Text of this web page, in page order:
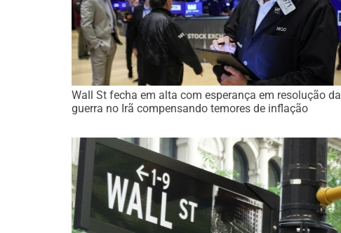
Wall St fecha em alta com esperança em resolução da
guerra no Irã compensando temores de inflação